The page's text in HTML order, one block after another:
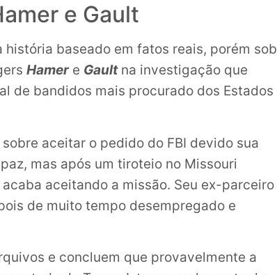
e Gault
história baseado em fatos reais, porém sob
Hamere Gaultna investigação que
de bandidos mais procurado dos Estados
aceitar o pedido do FBI devido sua
mas após um tiroteio no Missouri
aceitando a missão. Seu ex-parceiro
de muito tempo desempregado e
e concluem que provavelmente a